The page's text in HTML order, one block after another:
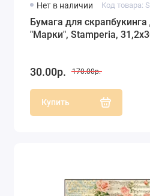
Нет в наличии Код товара:
Бумага для скрапбукинга
"Марки", Stamperia,
30.00р. 170.00р.
Купить